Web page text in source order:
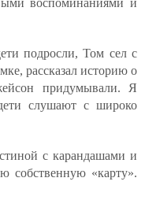
воспоминаниями и
подросли, Том сел с
рассказал историю о
придумывали. Я
слушают с широко
с карандашами и
собственную «карту».